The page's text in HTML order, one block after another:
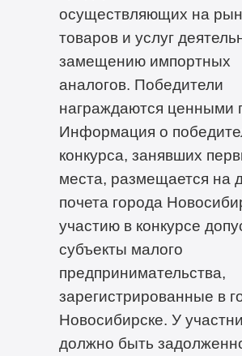
осуществляющих на
товаров и услуг
замещению импортных
аналогов. Победители
награждаются ценными
Информация о
конкурса, занявших
места, размещается на
почета города
участию в конкурсе
субъекты малого
предпринимательства,
зарегистрированные в
Новосибирске. У
должно быть